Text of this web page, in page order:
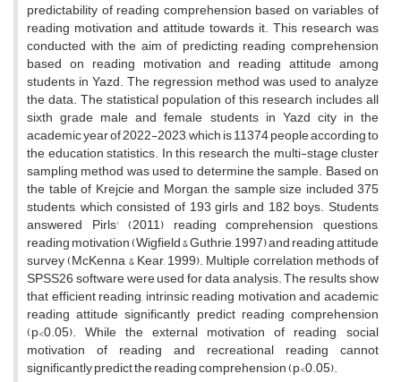
predictability of reading comprehension based on variables of
reading motivation and attitude towards it. This research was
conducted with the aim of predicting reading comprehension
based on reading motivation and reading attitude among
students in Yazd. The regression method was used to analyze
the data. The statistical population of this research includes all
sixth grade male and female students in Yazd city in the
academic year of 2022-2023, which is 11374 people according to
the education statistics. In this research, the multi-stage cluster
sampling method was used to determine the sample. Based on
the table of Krejcie and Morgan, the sample size included 375
students, which consisted of 193 girls and 182 boys. Students
answered Pirls' (2011) reading comprehension questions,
reading motivation (Wigfield & Guthrie, 1997) and reading attitude
survey (McKenna & Kear, 1999). Multiple correlation methods of
SPSS26 software were used for data analysis. The results show
that efficient reading, intrinsic reading motivation and academic
reading attitude significantly predict reading comprehension
(p<0.05). While the external motivation of reading, social
motivation of reading and recreational reading cannot
significantly predict the reading comprehension (p<0.05).